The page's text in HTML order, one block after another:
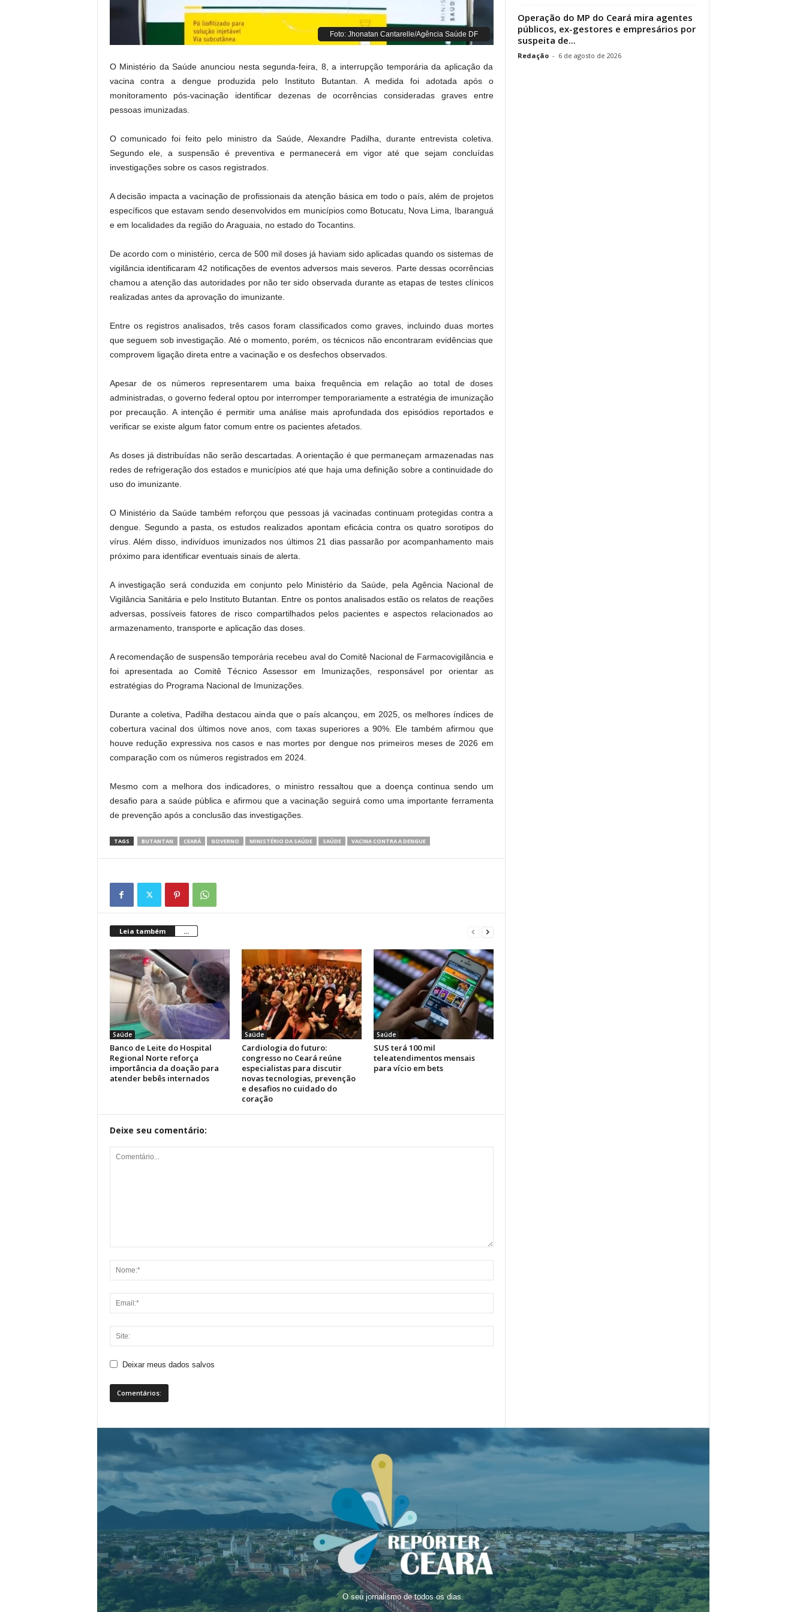
Foto: Jhonatan Cantarelle/Agência Saúde DF
O Ministério da Saúde anunciou nesta segunda-feira, 8, a interrupção temporária da aplicação da
vacina contra a dengue produzida pelo Instituto Butantan. A medida foi adotada após o
monitoramento pós-vacinação identificar dezenas de ocorrências consideradas graves entre
pessoas imunizadas.
O comunicado foi feito pelo ministro da Saúde, Alexandre Padilha, durante entrevista coletiva.
Segundo ele, a suspensão é preventiva e permanecerá em vigor até que sejam concluídas
investigações sobre os casos registrados.
A decisão impacta a vacinação de profissionais da atenção básica em todo o país, além de projetos
específicos que estavam sendo desenvolvidos em municípios como Botucatu, Nova Lima, Ibaranguá
e em localidades da região do Araguaia, no estado do Tocantins.
De acordo com o ministério, cerca de 500 mil doses já haviam sido aplicadas quando os sistemas de
vigilância identificaram 42 notificações de eventos adversos mais severos. Parte dessas ocorrências
chamou a atenção das autoridades por não ter sido observada durante as etapas de testes clínicos
realizadas antes da aprovação do imunizante.
Entre os registros analisados, três casos foram classificados como graves, incluindo duas mortes
que seguem sob investigação. Até o momento, porém, os técnicos não encontraram evidências que
comprovem ligação direta entre a vacinação e os desfechos observados.
Apesar de os números representarem uma baixa frequência em relação ao total de doses
administradas, o governo federal optou por interromper temporariamente a estratégia de imunização
por precaução. A intenção é permitir uma análise mais aprofundada dos episódios reportados e
verificar se existe algum fator comum entre os pacientes afetados.
As doses já distribuídas não serão descartadas. A orientação é que permaneçam armazenadas nas
redes de refrigeração dos estados e municípios até que haja uma definição sobre a continuidade do
uso do imunizante.
O Ministério da Saúde também reforçou que pessoas já vacinadas continuam protegidas contra a
dengue. Segundo a pasta, os estudos realizados apontam eficácia contra os quatro sorotipos do
vírus. Além disso, indivíduos imunizados nos últimos 21 dias passarão por acompanhamento mais
próximo para identificar eventuais sinais de alerta.
A investigação será conduzida em conjunto pelo Ministério da Saúde, pela Agência Nacional de
Vigilância Sanitária e pelo Instituto Butantan. Entre os pontos analisados estão os relatos de reações
adversas, possíveis fatores de risco compartilhados pelos pacientes e aspectos relacionados ao
armazenamento, transporte e aplicação das doses.
A recomendação de suspensão temporária recebeu aval do Comitê Nacional de Farmacovigilância e
foi apresentada ao Comitê Técnico Assessor em Imunizações, responsável por orientar as
estratégias do Programa Nacional de Imunizações.
Durante a coletiva, Padilha destacou ainda que o país alcançou, em 2025, os melhores índices de
cobertura vacinal dos últimos nove anos, com taxas superiores a 90%. Ele também afirmou que
houve redução expressiva nos casos e nas mortes por dengue nos primeiros meses de 2026 em
comparação com os números registrados em 2024.
Mesmo com a melhora dos indicadores, o ministro ressaltou que a doença continua sendo um
desafio para a saúde pública e afirmou que a vacinação seguirá como uma importante ferramenta
de prevenção após a conclusão das investigações.
TAGS BUTANTAN CEARÁ GOVERNO MINISTÉRIO DA SAÚDE SAÚDE VACINA CONTRA A DENGUE
Leia também ...
Saúde
Banco de Leite do Hospital
Regional Norte reforça
importância da doação para
atender bebês internados
Saúde
Cardiologia do futuro:
congresso no Ceará reúne
especialistas para discutir
novas tecnologias, prevenção
e desafios no cuidado do
coração
Saúde
SUS terá 100 mil
teleatendimentos mensais
para vício em bets
Deixe seu comentário:
Deixar meus dados salvos
Operação do MP do Ceará mira agentes
públicos, ex-gestores e empresários por
suspeita de...
Redação - 6 de agosto de 2026
O seu jornalismo de todos os dias.